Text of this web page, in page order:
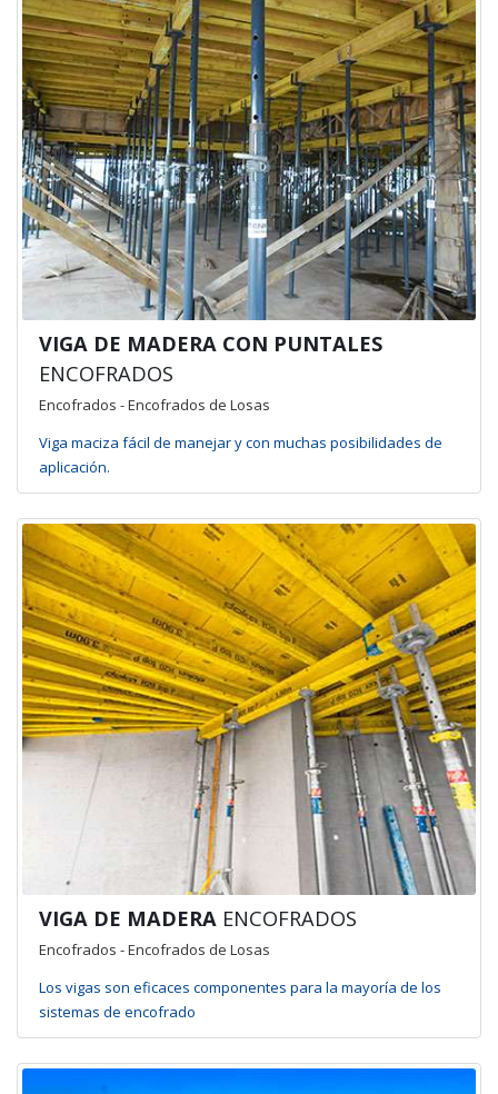
VIGA DE MADERA CON PUNTALES
ENCOFRADOS
Encofrados - Encofrados de Losas
Viga maciza fácil de manejar y con muchas posibilidades de
aplicación.
VIGA DE MADERA ENCOFRADOS
Encofrados - Encofrados de Losas
Los vigas son eficaces componentes para la mayoría de los
sistemas de encofrado